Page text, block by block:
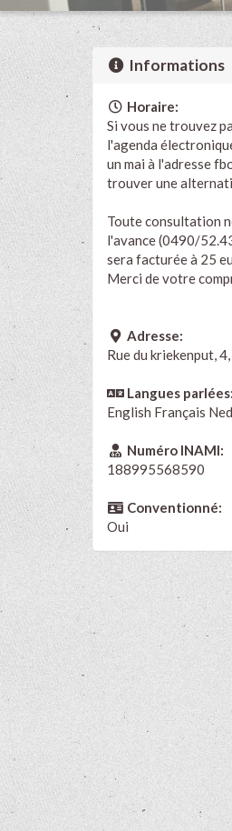
Informations
Horaire:
Si vous ne trouvez
l'agenda
un mai à l'adresse
trouver une
Toute consultation
l'avance (0490/
sera facturée à 25
Merci de votre
Adresse:
Rue du kriekenput,
Langues parlées:
English Français
Numéro INAMI:
188995568590
Conventionné:
Oui